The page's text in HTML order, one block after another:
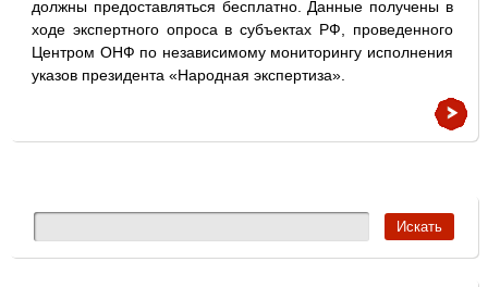
должны предоставляться бесплатно. Данные получены в
ходе экспертного опроса в субъектах РФ, проведенного
Центром ОНФ по независимому мониторингу исполнения
указов президента «Народная экспертиза».